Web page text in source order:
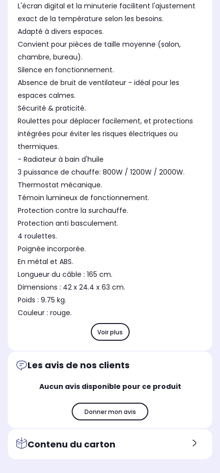
L'écran digital et la minuterie facilitent l'ajustement
exact de la température selon les besoins.
Adapté à divers espaces.
Convient pour pièces de taille moyenne (salon,
chambre, bureau).
Silence en fonctionnement.
Absence de bruit de ventilateur - idéal pour les
espaces calmes.
Sécurité & praticité.
Roulettes pour déplacer facilement, et protections
intégrées pour éviter les risques électriques ou
thermiques.
- Radiateur à bain d'huile
3 puissance de chauffe: 800W / 1200W / 2000W.
Thermostat mécanique.
Témoin lumineux de fonctionnement.
Protection contre la surchauffe.
Protection anti basculement.
4 roulettes.
Poignée incorporée.
En métal et ABS.
Longueur du câble : 165 cm.
Dimensions : 42 x 24.4 x 63 cm.
Poids : 9.75 kg.
Couleur : rouge.
Voir plus
Les avis de nos clients
Aucun avis disponible pour ce produit
Donner mon avis
Contenu du carton